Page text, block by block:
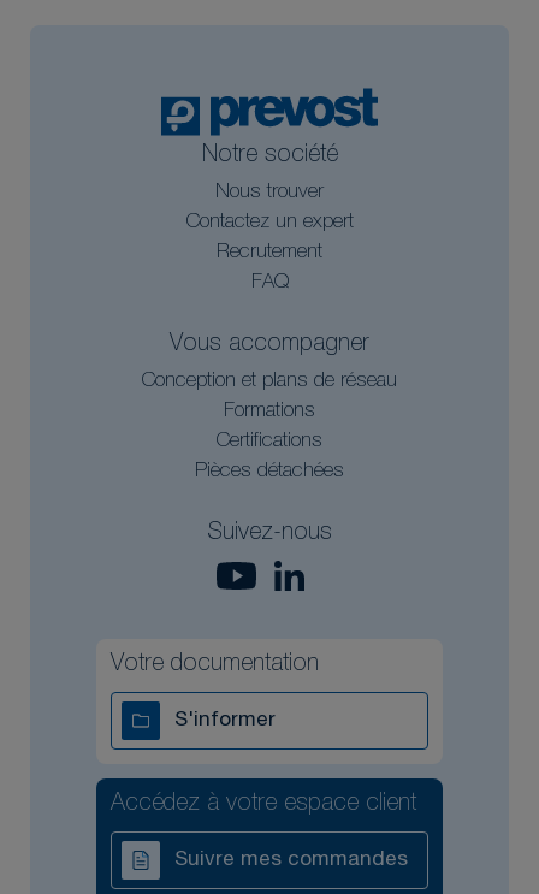
Notre société
Nous trouver
Contactez un expert
Recrutement
FAQ
Vous accompagner
Conception et plans de réseau
Formations
Certifications
Pièces détachées
Suivez-nous
Votre documentation
S'informer
Accédez à votre espace client
Suivre mes commandes